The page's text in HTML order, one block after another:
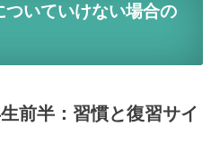
いていけない場合の
前半：習慣と復習サイ